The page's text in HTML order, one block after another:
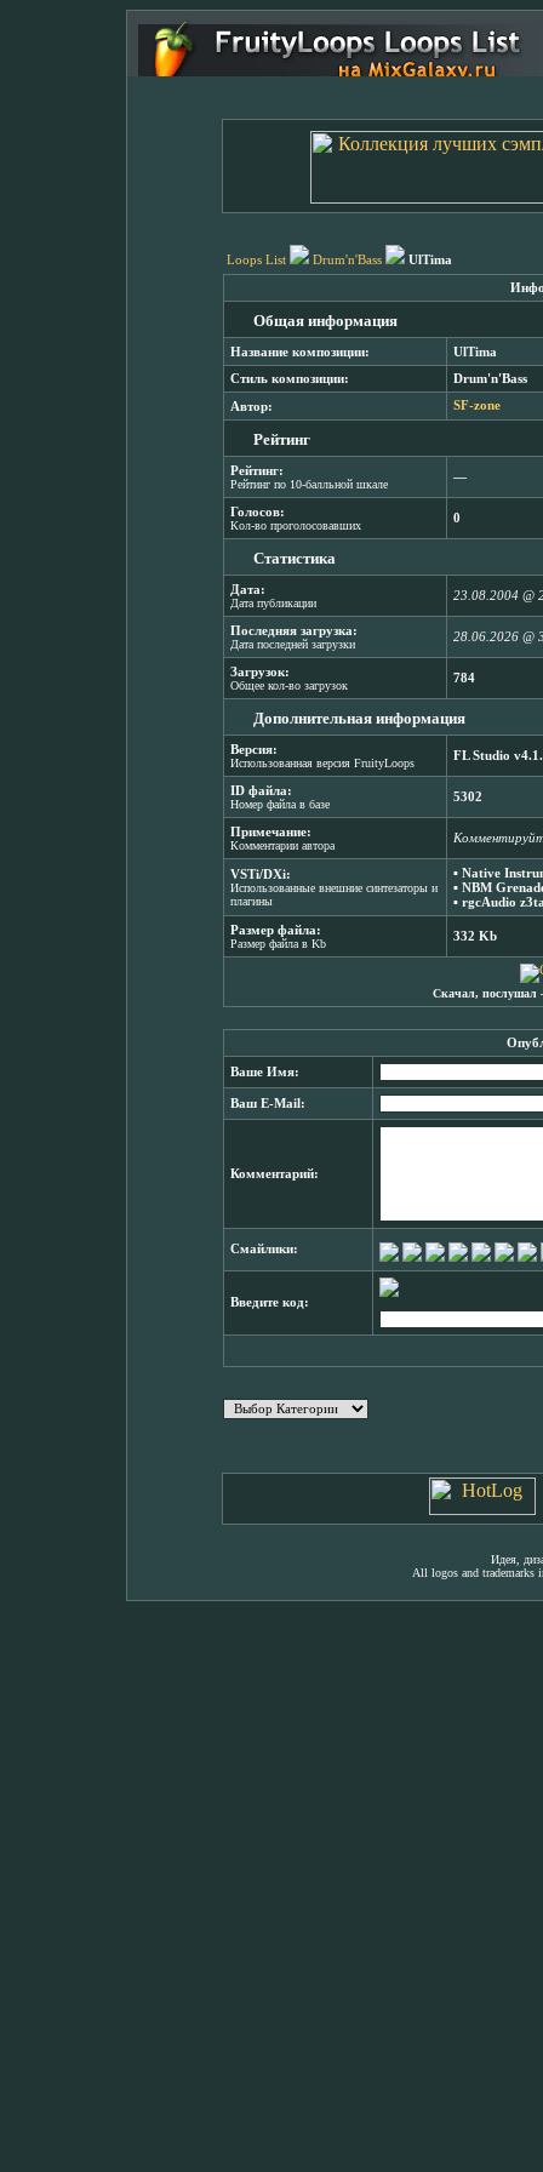
Loops List Drum'n'Bass UlTima
Общая информация
Название композиции: UlTima
Стиль композиции: Drum'n'Bass
Автор: SF-zone
Рейтинг
Рейтинг:
Рейтинг по 10-балльной шкале
―
Голосов:
Кол-во проголосовавших
0
Статистика
Дата:
Дата публикации
23.08.2004 @
Последняя загрузка:
Дата последней загрузки
28.06.2026 @
Загрузок:
Общее кол-во загрузок
784
Дополнительная информация
Версия:
Использованная версия FruityLoops
FL Studio
ID файла:
Номер файла в базе
5302
Примечание:
Комментарии автора
VSTi/DXi:
Использованные внешние синтезаторы и
плагины
▪ Native
▪ NBM
▪ rgcAudio
Размер файла:
Размер файла в Kb
332 Kb
Скачал, послушал
Ваше Имя:
Ваш E-Mail:
Комментарий:
Смайлики:
Введите код:
Идея,
All logos and trademarks